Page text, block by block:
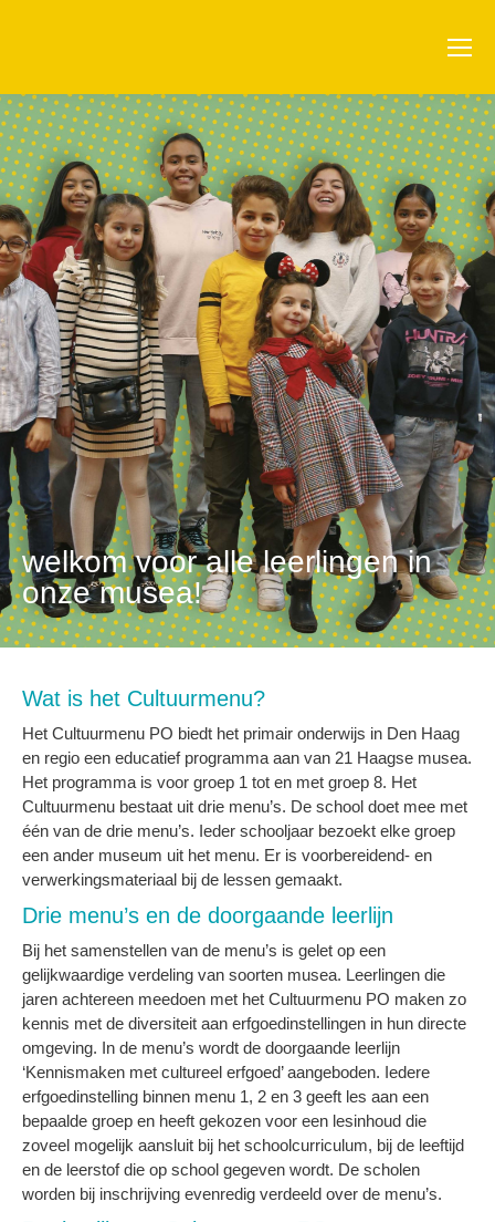
welkom voor alle leerlingen in
onze musea!
Wat is het Cultuurmenu?
Het Cultuurmenu PO biedt het primair onderwijs in Den Haag
en regio een educatief programma aan van 21 Haagse musea.
Het programma is voor groep 1 tot en met groep 8. Het
Cultuurmenu bestaat uit drie menu’s. De school doet mee met
één van de drie menu’s. Ieder schooljaar bezoekt elke groep
een ander museum uit het menu. Er is voorbereidend- en
verwerkingsmateriaal bij de lessen gemaakt.
Drie menu’s en de doorgaande leerlijn
Bij het samenstellen van de menu’s is gelet op een
gelijkwaardige verdeling van soorten musea. Leerlingen die
jaren achtereen meedoen met het Cultuurmenu PO maken zo
kennis met de diversiteit aan erfgoedinstellingen in hun directe
omgeving. In de menu’s wordt de doorgaande leerlijn
‘Kennismaken met cultureel erfgoed’ aangeboden. Iedere
erfgoedinstelling binnen menu 1, 2 en 3 geeft les aan een
bepaalde groep en heeft gekozen voor een lesinhoud die
zoveel mogelijk aansluit bij het schoolcurriculum, bij de leeftijd
en de leerstof die op school gegeven wordt. De scholen
worden bij inschrijving evenredig verdeeld over de menu’s.